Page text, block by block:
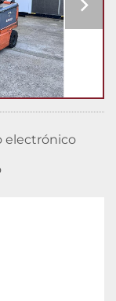
electrónico